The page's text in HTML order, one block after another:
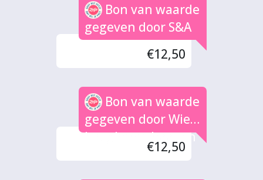
Bon van waarde
gegeven door S&A
€12,50
Bon van waarde
gegeven door Wies
hoogkamp beenen
€12,50